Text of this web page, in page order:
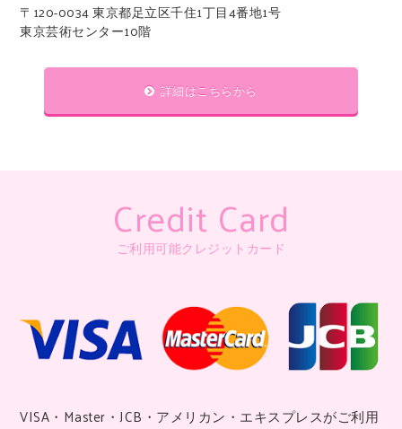
〒120-0034 東京都足立区千住1丁目4番地1号
東京芸術センター10階
詳細はこちらから
Credit Card
ご利用可能クレジットカード
VISA・Master・JCB・アメリカン・エキスプレスがご利用